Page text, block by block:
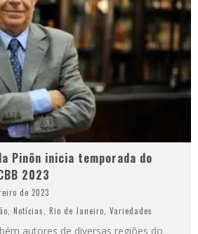
Pinõn inicia temporada do
2023
de 2023
Notícias Rio de Janeiro Variedades
autores de diversas regiões do